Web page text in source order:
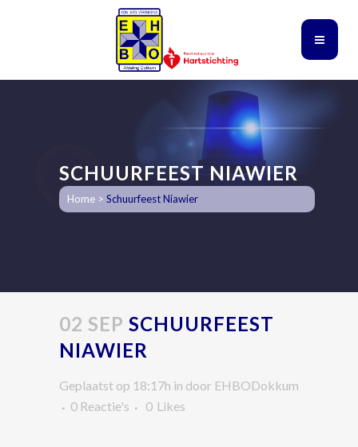
SCHUURFEEST NIAWIER
Home > Schuurfeest Niawier
02 SEP SCHUURFEEST
NIAWIER
Geplaatst op 18:17h in door EHBODokkum
0 Reactie's
0 Likes